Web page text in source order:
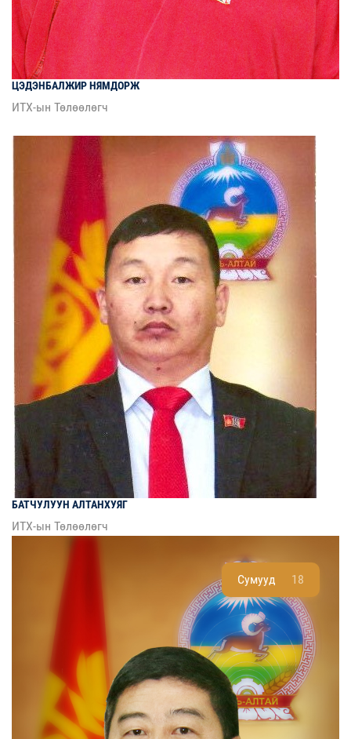
Сумууд 18
ЦЭДЭНБАЛЖИРНЯМДОРЖ
ИТХ-ын Төлөөлөгч
БАТЧУЛУУН АЛТАНХУЯГ
ИТХ-ын Төлөөлөгч